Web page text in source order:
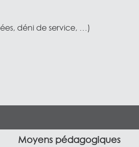
déni de service, …)
Moyens pédagogiques